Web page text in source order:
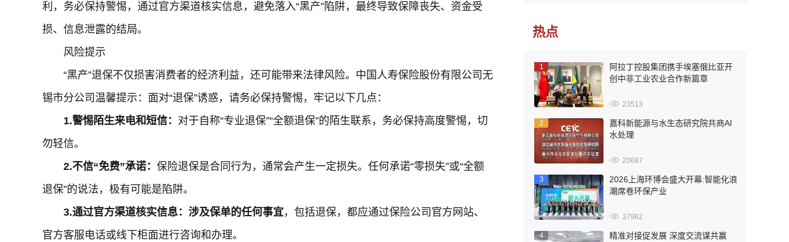
利，务必保持警惕，通过官方渠道核实信息，避免落入“黑产”陷阱，最终导致保障丧失、资金受
损、信息泄露的结局。
风险提示
“黑产”退保不仅损害消费者的经济利益，还可能带来法律风险。中国人寿保险股份有限公司无
锡市分公司温馨提示：面对“退保”诱惑，请务必保持警惕，牢记以下几点：
1.警惕陌生来电和短信： 对于自称“专业退保”“全额退保”的陌生联系，务必保持高度警惕，切
勿轻信。
2.不信“免费”承诺： 保险退保是合同行为，通常会产生一定损失。任何承诺“零损失”或“全额
退保”的说法，极有可能是陷阱。
3.通过官方渠道核实信息：涉及保单的任何事宜，包括退保，都应通过保险公司官方网站、
官方客服电话或线下柜面进行咨询和办理。
热点
1
阿拉丁控股集团携手埃塞俄比亚开
创中非工业农业合作新篇章
23513
2
嘉科新能源与水生态研究院共商AI
水处理
20687
3
2026上海环博会盛大开幕:智能化浪
潮席卷环保产业
37962
4
精准对接促发展 深度交流谋共赢